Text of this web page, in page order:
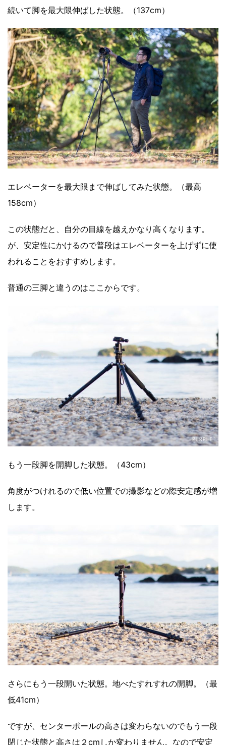
続いて脚を最大限伸ばした状態。（137cm）
エレベーターを最大限まで伸ばしてみた状態。（最高
158cm）
この状態だと、自分の目線を越えかなり高くなります。
が、安定性にかけるので普段はエレベーターを上げずに使
われることをおすすめします。
普通の三脚と違うのはここからです。
もう一段脚を開脚した状態。（43cm）
角度がつけれるので低い位置での撮影などの際安定感が増
します。
さらにもう一段開いた状態。地べたすれすれの開脚。（最
低41cm）
ですが、センターポールの高さは変わらないのでもう一段
閉じた状態と高さは２cmしか変わりません。なので安定